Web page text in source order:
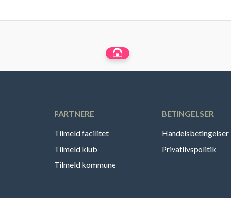
PARTNERE
Tilmeld facilitet
Tilmeld klub
Tilmeld kommune
BETINGELSER
Handelsbetingelser
Privatlivspolitik